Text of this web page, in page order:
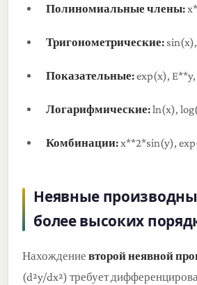
Полиномиальные члены:
Тригонометрические:
Показательные:exp(x),
Логарифмические:ln(x),
Комбинации:x**2*sin(y),
Неявные
более высоких
Нахождениевторой неявной
(d²y/dx²) требует